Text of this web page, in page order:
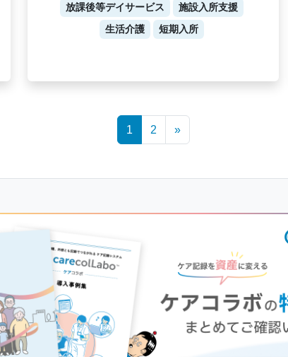
放課後等デイサービス
施設入所支援
生活介護
短期入所
1 2 »